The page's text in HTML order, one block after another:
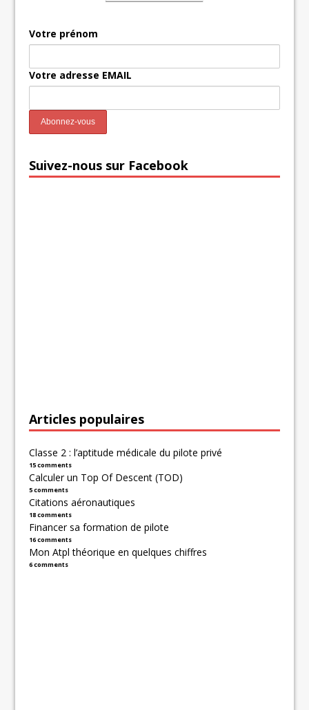
Votre prénom
Votre adresse EMAIL
Suivez-nous sur Facebook
Articles populaires
Classe 2 : l’aptitude médicale du pilote privé
15 comments
Calculer un Top Of Descent (TOD)
5 comments
Citations aéronautiques
18 comments
Financer sa formation de pilote
16 comments
Mon Atpl théorique en quelques chiffres
6 comments